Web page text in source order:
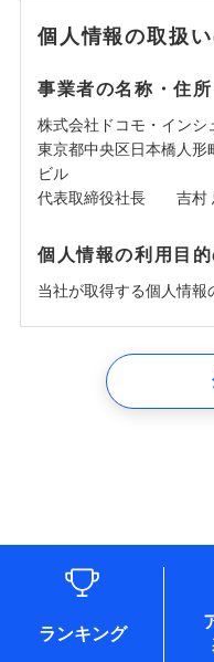
個人情報の取扱
事業者の名称・住
株式会社ドコモ・インシ
東京都中央区日本橋人
ビル
代表取締役社長 吉村
個人情報の利用目
当社が取得する個人情報
ユーザー登録受付および
しくは委託を受けてい
関する情報を提供し、
た維持管理等の委託業
情報を取引のある他の保
るために利用させていた
各種セミナーの開催のため
コンサルティングサービ
アンケートやキャンペー
上記に係る案内・手続
ランキング